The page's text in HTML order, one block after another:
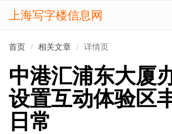
上海写字楼信息网
首页 相关文章 详情页
中港汇浦东大厦
设置互动体验区
日常